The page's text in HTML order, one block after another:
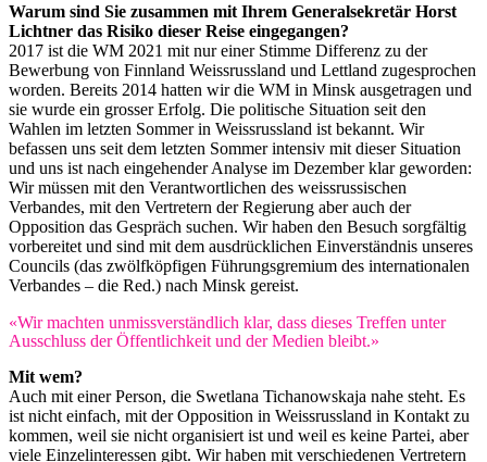
Warum sind Sie zusammen mit Ihrem Generalsekretär Horst
Lichtner das Risiko dieser Reise eingegangen?
2017 ist die WM 2021 mit nur einer Stimme Differenz zu der
Bewerbung von Finnland Weissrussland und Lettland zugesprochen
worden. Bereits 2014 hatten wir die WM in Minsk ausgetragen und
sie wurde ein grosser Erfolg. Die politische Situation seit den
Wahlen im letzten Sommer in Weissrussland ist bekannt. Wir
befassen uns seit dem letzten Sommer intensiv mit dieser Situation
und uns ist nach eingehender Analyse im Dezember klar geworden:
Wir müssen mit den Verantwortlichen des weissrussischen
Verbandes, mit den Vertretern der Regierung aber auch der
Opposition das Gespräch suchen. Wir haben den Besuch sorgfältig
vorbereitet und sind mit dem ausdrücklichen Einverständnis unseres
Councils (das zwölfköpfigen Führungsgremium des internationalen
Verbandes – die Red.) nach Minsk gereist.
«Wir machten unmissverständlich klar, dass dieses Treffen unter
Ausschluss der Öffentlichkeit und der Medien bleibt.»
Mit wem?
Auch mit einer Person, die Swetlana Tichanowskaja nahe steht. Es
ist nicht einfach, mit der Opposition in Weissrussland in Kontakt zu
kommen, weil sie nicht organisiert ist und weil es keine Partei, aber
viele Einzelinteressen gibt. Wir haben mit verschiedenen Vertretern